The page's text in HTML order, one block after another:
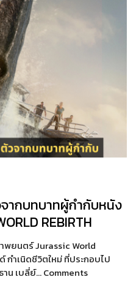
จากบทบาทผู้กำกับหนัง
REBIRTH
ยนตร์ Jurassic World
กำเนิดชีวิตใหม่ ที่ประกอบไป
น เบลี่ย์… Comments